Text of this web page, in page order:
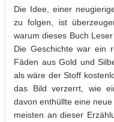
Die Idee, einer
zu folgen, ist
warum dieses Buch
Die Geschichte war ein
Fäden aus Gold und
als wäre der Stoff
das Bild verzerrt, wie
davon enthüllte eine
meisten an dieser